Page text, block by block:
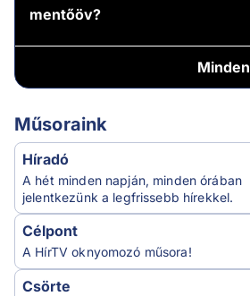
mentőöv?
Minden
Műsoraink
Híradó
A hét minden napján, minden órában
jelentkezünk a legfrissebb hírekkel.
Célpont
A HírTV oknyomozó műsora!
Csörte